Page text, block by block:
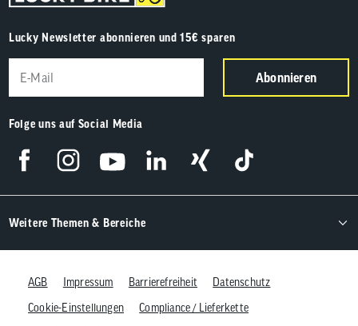
Lucky Newsletter abonnieren und 15€ sparen
Abonnieren
Folge uns auf Social Media
Weitere Themen & Bereiche
AGB Impressum Barrierefreiheit
Datenschutz
Cookie-Einstellungen
Compliance / Lieferkette